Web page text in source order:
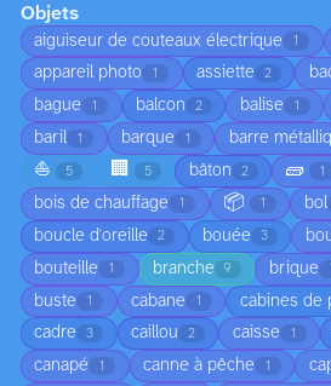
Objets
aiguiseur de couteaux électrique 1
appareil photo 1 assiette 2
bague 1 balcon 2 balise 1
baril 1 barque 1 barre
⛵ 5 🏢 5 bâton 2 🧱 1
bois de chauffage 1 📦 1 bol
boucle d'oreille 2 bouée 3
bouteille 1 branche 9 brique
buste 1 cabane 1 cabines de
cadre 3 caillou 2 caisse 1
canapé 1 canne à pêche 1